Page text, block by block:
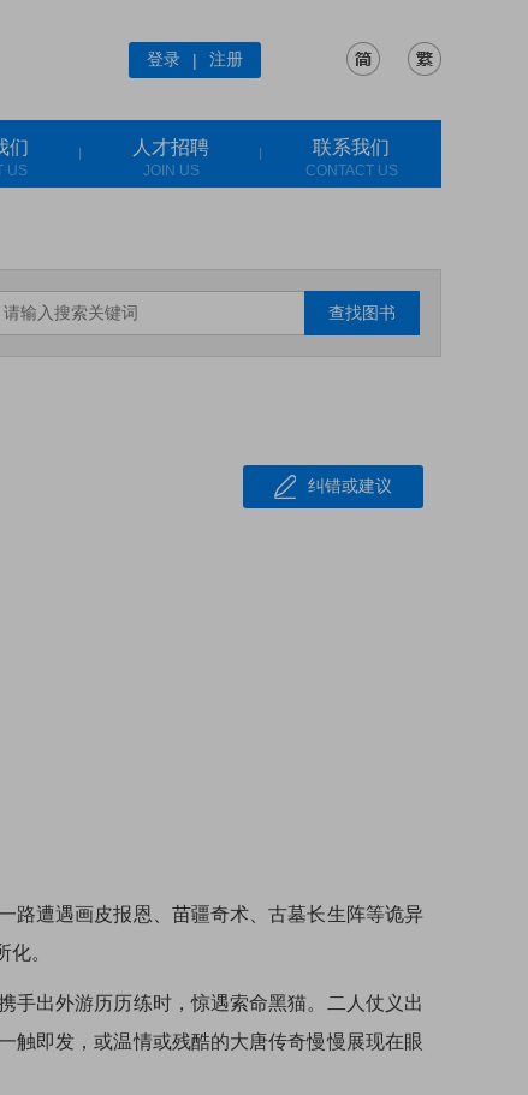
登录 | 注册
们
US
人才招聘
JOIN US
联系我们
CONTACT US
查找图书
纠错或建议
路遭遇画皮报恩、苗疆奇术、古墓长生阵等诡异
。
手出外游历历练时，惊遇索命黑猫。二人仗义出
触即发，或温情或残酷的大唐传奇慢慢展现在眼